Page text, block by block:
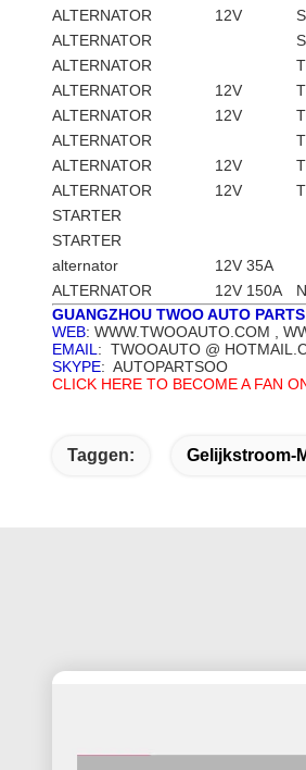
ALTERNATOR
12V
ALTERNATOR
ALTERNATOR
ALTERNATOR
12V
ALTERNATOR
12V
ALTERNATOR
ALTERNATOR
12V
ALTERNATOR
12V
STARTER
STARTER
alternator
12V 35A
ALTERNATOR
12V 150A
GUANGZHOU TWOO AUTO
WEB: WWW.TWOOAUTO.COM ,
EMAIL : TWOOAUTO @
SKYPE: AUTOPARTSOO
CLICK HERE TO BECOME A FAN
Taggen: Gelijkstroom-